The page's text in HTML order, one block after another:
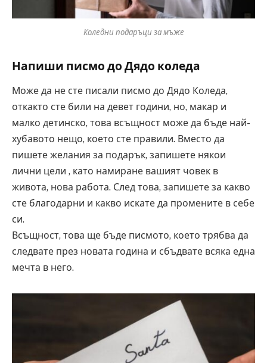
Коледни подаръци за мъже
Напиши писмо до Дядо коледа
Може да не сте писали писмо до Дядо Коледа,
откакто сте били на девет години, но, макар и
малко детинско, това всъщност може да бъде най-
хубавото нещо, което сте правили. Вместо да
пишете желания за подарък, запишете някои
лични цели , като намиране вашият човек в
живота, нова работа. След това, запишете за какво
сте благодарни и какво искате да промените в себе
си.
Всъщност, това ще бъде писмото, което трябва да
следвате през новата година и сбъдвате всяка една
мечта в него.